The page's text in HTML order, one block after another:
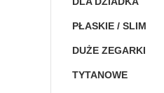
PŁASKIE / SLIM
DUŻE ZEGARKI
TYTANOWE